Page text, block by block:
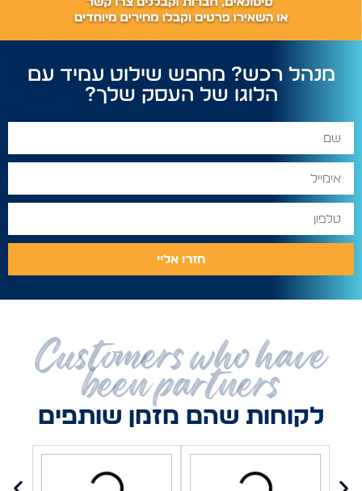
מנהל רכש? מחפש שילוט עמיד עם
הלוגו של העסק שלך?
חזרו אליי
Customers who have
been partners
לקוחות שהם מזמן שותפים